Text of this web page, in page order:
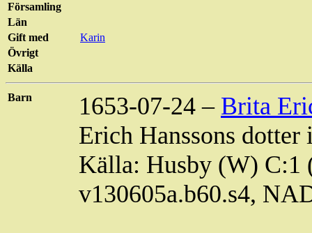
Församling
Län
Gift med
Karin
Övrigt
Källa
Barn 1653-07-24 – Brita
Erich Hanssons
Källa: Husby (W) C:1
v130605a.b60.s4,